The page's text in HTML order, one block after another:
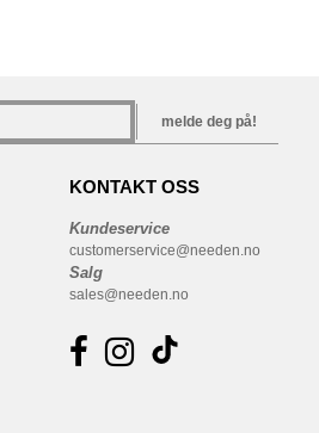
melde deg på!
KONTAKT OSS
Kundeservice
customerservice@needen.no
Salg
sales@needen.no